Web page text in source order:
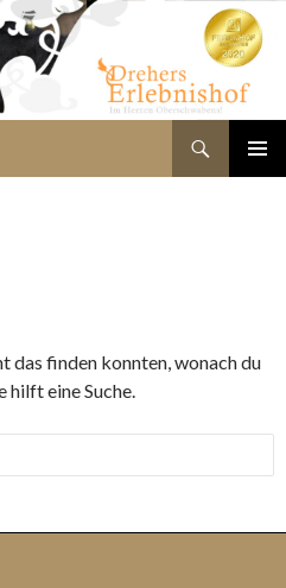
das finden konnten, wonach du
hilft eine Suche.